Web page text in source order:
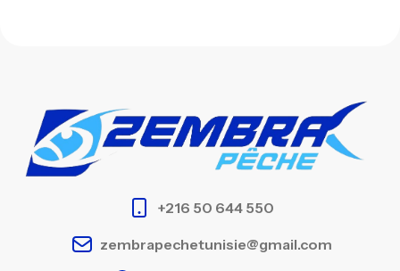
+216 50 644 550
zembrapechetunisie@gmail.com